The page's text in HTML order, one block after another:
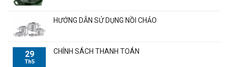
HƯỚNG DẪN SỬ DỤNG NỒI CHẢO
29
Th5
CHÍNH SÁCH THANH TOÁN